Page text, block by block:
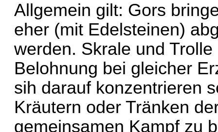
Allgemein gilt: Gors
eher (mit Edelsteinen)
werden. Skrale und
Belohnung bei gleicher
sih darauf konzentrieren
Kräutern oder Tränken
gemeinsamen Kampf zu